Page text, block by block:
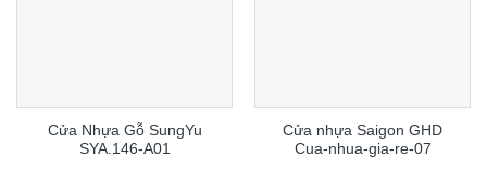
Cửa Nhựa Gỗ SungYu
SYA.146-A01
Cửa nhựa Saigon GHD
Cua-nhua-gia-re-07